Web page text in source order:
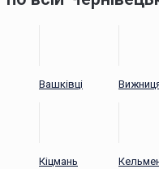
Вашківці
Кіцмань